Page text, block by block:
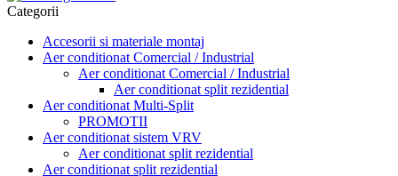
Categorii
Accesorii si materiale montaj
Aer conditionat Comercial / Industrial
Aer conditionat Comercial / Industrial
Aer conditionat split rezidential
Aer conditionat Multi-Split
PROMOTII
Aer conditionat sistem VRV
Aer conditionat split rezidential
Aer conditionat split rezidential